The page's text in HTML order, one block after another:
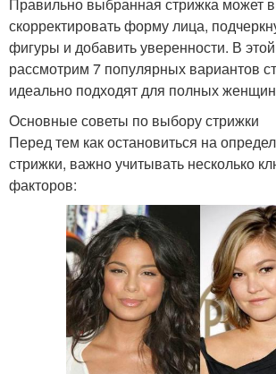
скорректировать форму лица,
фигуры и добавить уверенности. В
рассмотрим 7 популярных вариантов
идеально подходят для полных
Основные советы по выбору стрижки
Перед тем как остановиться на
стрижки, важно учитывать несколько
факторов: